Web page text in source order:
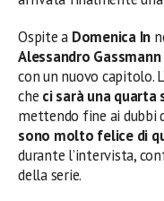
Ospite a Domenica In
Alessandro Gassmann
con un nuovo capitolo.
che ci sarà una quarta
mettendo fine ai dubbi
sono molto felice di
durante l’intervista,
della serie.